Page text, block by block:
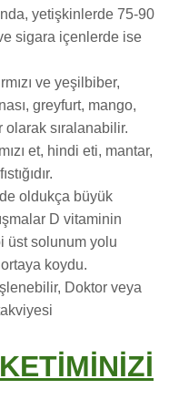
yetişkinlerde 75-90
sigara içenlerde ise
ve yeşilbiber,
greyfurt, mango,
sıralanabilir.
et, hindi eti, mantar,
oldukça büyük
D vitaminin
üst solunum yolu
koydu.
Doktor veya